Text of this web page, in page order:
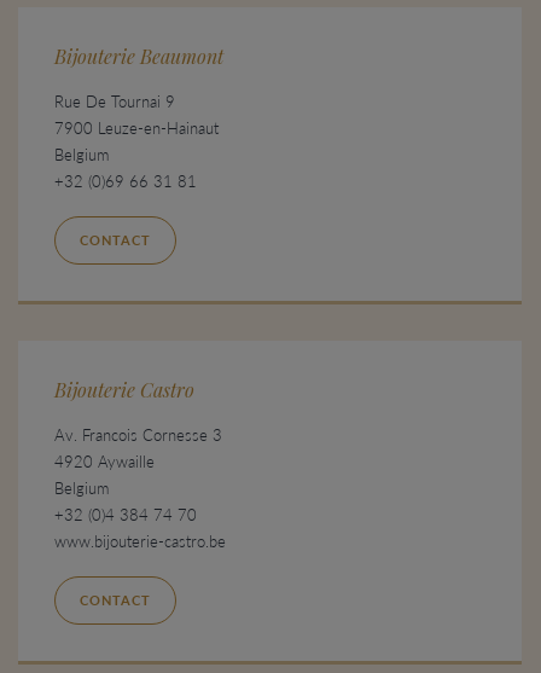
Bijouterie Beaumont
Rue De Tournai 9
7900 Leuze-en-Hainaut
Belgium
+32 (0)69 66 31 81
CONTACT
Bijouterie Castro
Av. Francois Cornesse 3
4920 Aywaille
Belgium
+32 (0)4 384 74 70
www.bijouterie-castro.be
CONTACT